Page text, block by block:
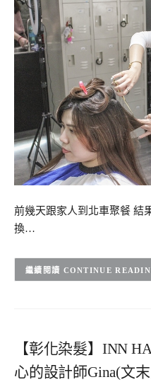
前幾天跟家人到北車聚餐 結
換…
CONTINUE
【彰化染髮】INN
心的設計師Gina(文